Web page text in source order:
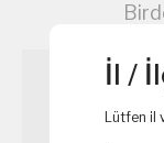
İl /
Lütfen il